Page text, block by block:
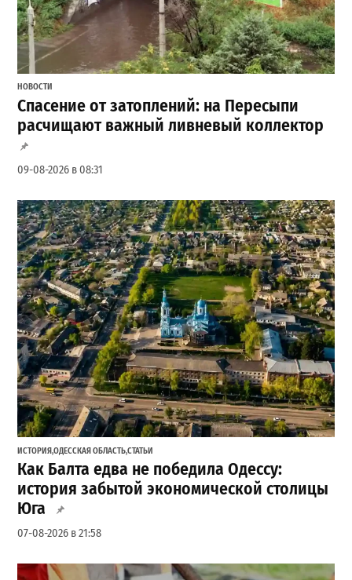
НОВОСТИ
Спасение от затоплений: на Пересыпи
расчищают важный ливневый коллектор
09-08-2026 в 08:31
ИСТОРИЯ,ОДЕССКАЯ ОБЛАСТЬ,СТАТЬИ
Как Балта едва не победила Одессу:
история забытой экономической столицы
Юга
07-08-2026 в 21:58